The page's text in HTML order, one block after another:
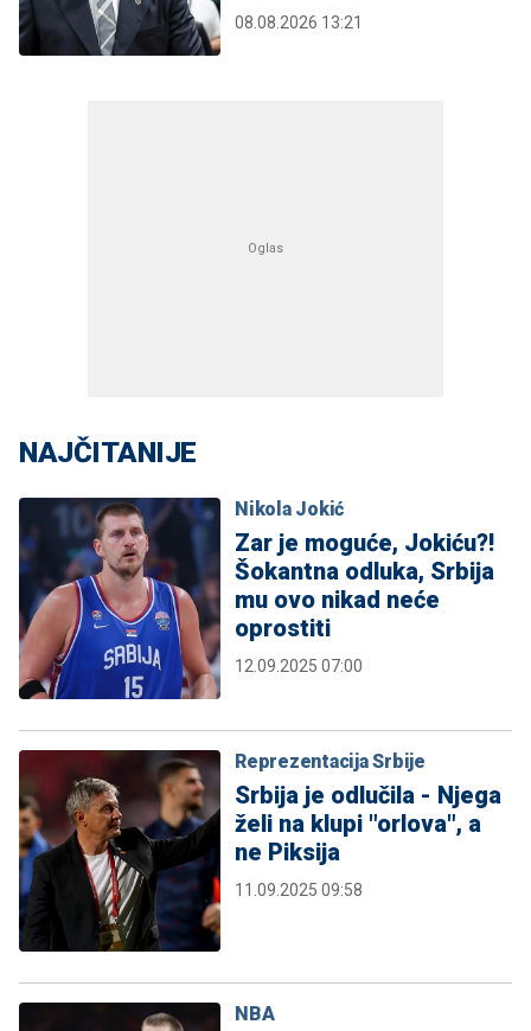
08.08.2026 13:21
NAJČITANIJE
Nikola Jokić
Zar je moguće, Jokiću?!
Šokantna odluka, Srbija
mu ovo nikad neće
oprostiti
12.09.2025 07:00
Reprezentacija Srbije
Srbija je odlučila - Njega
želi na klupi "orlova", a
ne Piksija
11.09.2025 09:58
NBA